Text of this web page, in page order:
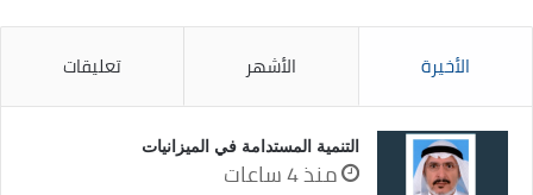
الأخيرة الأشهر تعليقات
التنمية المستدامة في الميزانيات
منذ 4 ساعات